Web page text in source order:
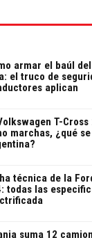
armar el baúl
el truco de
aplican
T-
marchas, ¿qué
técnica de la
todas las
suma 12